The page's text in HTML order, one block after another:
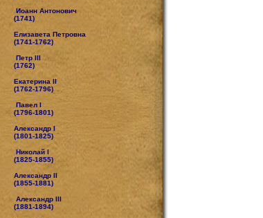
Иоанн Антонович
(1741)
Елизавета Петровна
(1741-1762)
Петр III
(1762)
Екатерина II
(1762-1796)
Павел I
(1796-1801)
Александр I
(1801-1825)
Николай I
(1825-1855)
Александр II
(1855-1881)
Александр III
(1881-1894)